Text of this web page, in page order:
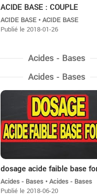
ACIDE BASE : COUPLE
ACIDE BASE • ACIDE BASE
Publié le 2018-01-26
Acides - Bases
Acides - Bases
dosage acide faible base
Acides - Bases • Acides - Bases
Publié le 2018-06-20